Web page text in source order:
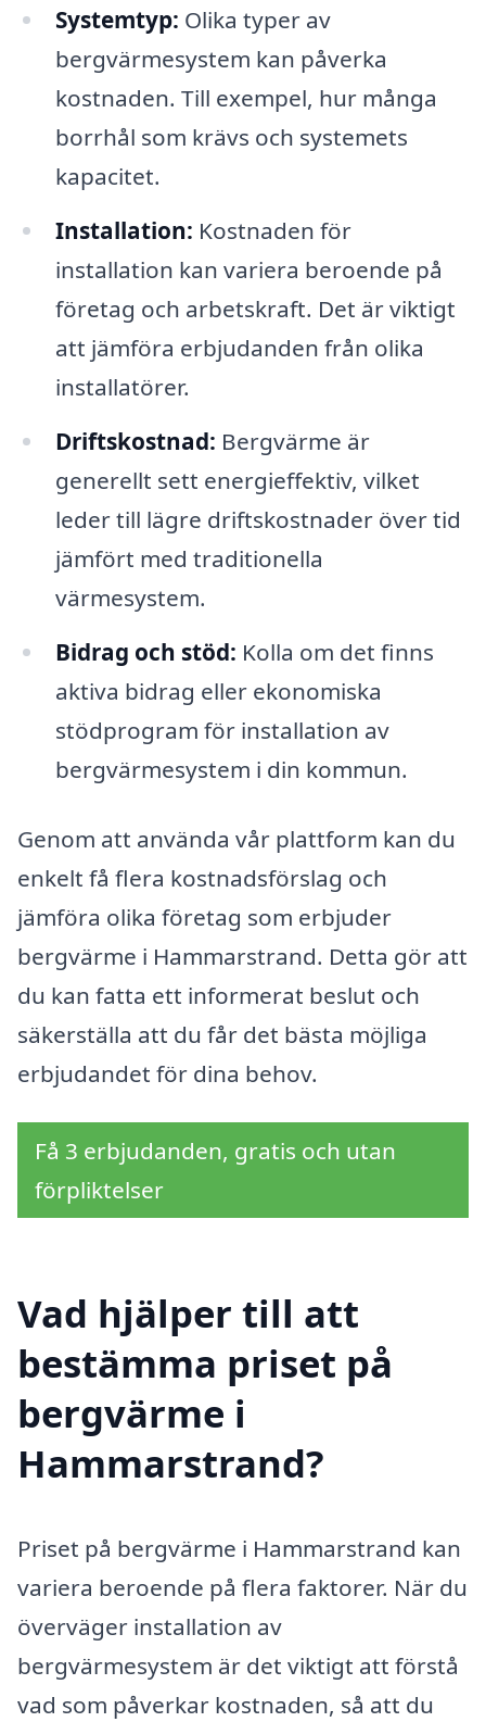
Systemtyp: Olika typer av
bergvärmesystem kan påverka
kostnaden. Till exempel, hur många
borrhål som krävs och systemets
kapacitet.
Installation: Kostnaden för
installation kan variera beroende på
företag och arbetskraft. Det är viktigt
att jämföra erbjudanden från olika
installatörer.
Driftskostnad: Bergvärme är
generellt sett energieffektiv, vilket
leder till lägre driftskostnader över tid
jämfört med traditionella
värmesystem.
Bidrag och stöd: Kolla om det finns
aktiva bidrag eller ekonomiska
stödprogram för installation av
bergvärmesystem i din kommun.
Genom att använda vår plattform kan du
enkelt få flera kostnadsförslag och
jämföra olika företag som erbjuder
bergvärme i Hammarstrand. Detta gör att
du kan fatta ett informerat beslut och
säkerställa att du får det bästa möjliga
erbjudandet för dina behov.
Få 3 erbjudanden, gratis och utan
förpliktelser
Vad hjälper till att
bestämma priset på
bergvärme i
Hammarstrand?
Priset på bergvärme i Hammarstrand kan
variera beroende på flera faktorer. När du
överväger installation av
bergvärmesystem är det viktigt att förstå
vad som påverkar kostnaden, så att du